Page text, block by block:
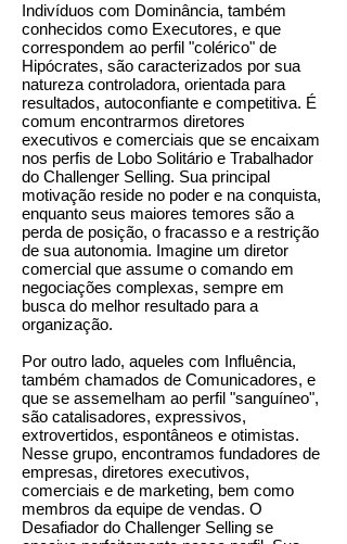
Indivíduos com Dominância, também
conhecidos como Executores, e que
correspondem ao perfil "colérico" de
Hipócrates, são caracterizados por sua
natureza controladora, orientada para
resultados, autoconfiante e competitiva. É
comum encontrarmos diretores
executivos e comerciais que se encaixam
nos perfis de Lobo Solitário e Trabalhador
do Challenger Selling. Sua principal
motivação reside no poder e na conquista,
enquanto seus maiores temores são a
perda de posição, o fracasso e a restrição
de sua autonomia. Imagine um diretor
comercial que assume o comando em
negociações complexas, sempre em
busca do melhor resultado para a
organização.
Por outro lado, aqueles com Influência,
também chamados de Comunicadores, e
que se assemelham ao perfil "sanguíneo",
são catalisadores, expressivos,
extrovertidos, espontâneos e otimistas.
Nesse grupo, encontramos fundadores de
empresas, diretores executivos,
comerciais e de marketing, bem como
membros da equipe de vendas. O
Desafiador do Challenger Selling se